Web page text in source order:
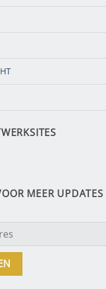
MEER UPDATES